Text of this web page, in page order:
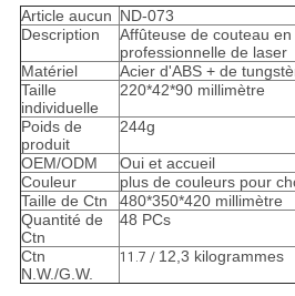
Article aucun ND-073
Description
Affûteuse de couteau
professionnelle de laser
Matériel
Acier d'ABS + de
Taille
individuelle
220*42*90 millimètre
Poids de
produit
244g
OEM/ODM
Oui et accueil
Couleur
plus de couleurs pour
Taille de Ctn
480*350*420 millimètre
Quantité de
Ctn
48 PCs
Ctn
N.W./G.W.
11.7 / 12,3 kilogrammes